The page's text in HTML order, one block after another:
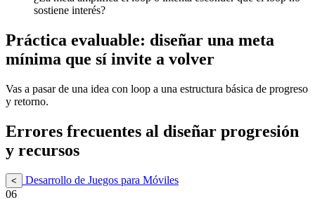
sostiene interés?
Práctica evaluable: diseñar una meta
mínima que sí invite a volver
Vas a pasar de una idea con loop a una estructura básica de progreso
y retorno.
Errores frecuentes al diseñar progresión
y recursos
<
Desarrollo de Juegos para Móviles
06